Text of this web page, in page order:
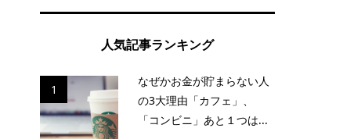
人気記事ランキング
1
なぜかお金が貯まらない人
の3大理由「カフェ」、
「コンビニ」あと１つは...